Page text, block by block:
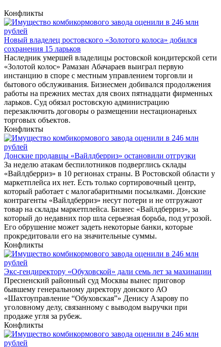
Конфликты
Новый владелец ростовского «Золотого колоса» добился
сохранения 15 ларьков
Наследник умершей владелицы ростовской кондитерской сети
«Золотой колос» Рамазан Абачараев выиграл первую
инстанцию в споре с местным управлением торговли и
бытового обслуживания. Бизнесмен добивался продолжения
работы на прежних местах для своих пятнадцати фирменных
ларьков. Суд обязал ростовскую администрацию
перезаключить договоры о размещении нестационарных
торговых объектов.
Конфликты
Донские продавцы «Вайлдберриз» остановили отгрузки
За неделю атакам беспилотников подверглись склады
«Вайлдберриз» в 10 регионах страны. В Ростовской области у
маркетплейса их нет. Есть только сортировочный центр,
который работает с малогабаритными посылками. Донские
контрагенты «Вайлдберриз» несут потери и не отгружают
товар на склады маркетплейса. Бизнес «Вайлдберриз», за
который до недавних пор шла серьезная борьба, под угрозой.
Его обрушение может задеть некоторые банки, которые
прокредитовали его на значительные суммы.
Конфликты
Экс-гендиректору «Обуховской» дали семь лет за махинации
Пресненский районный суд Москвы вынес приговор
бывшему генеральному директору донского АО
«Шахтоуправление “Обуховская”» Денису Азарову по
уголовному делу, связанному с выводом выручки при
продаже угля за рубеж.
Конфликты